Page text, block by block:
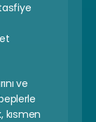
ve
kısmen